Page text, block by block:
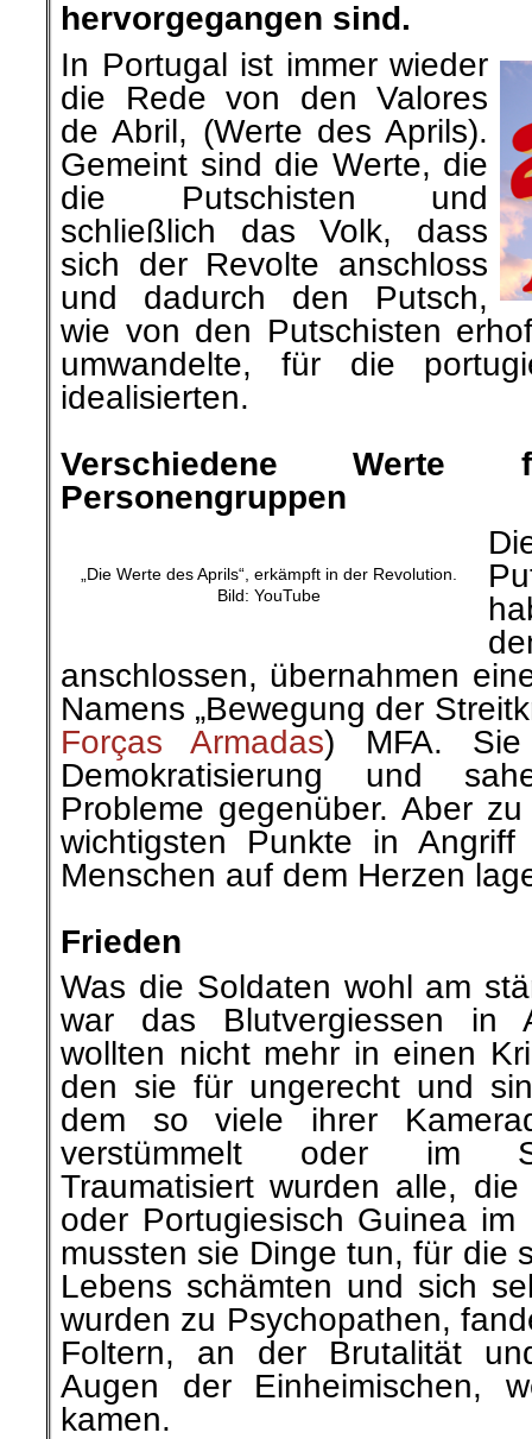
hervorgegangen sind.
In Portugal ist immer wieder
die Rede von den Valores
de Abril, (Werte des Aprils).
Gemeint sind die Werte, die
die Putschisten und
schließlich das Volk, dass
sich der Revolte anschloss
und dadurch den Putsch,
wie von den Putschisten
umwandelte, für die
idealisierten.
Verschiedene Werte
Personengruppen
„Die Werte des Aprils“, erkämpft in der Revolution.
Bild: YouTube
anschlossen, übernahmen
Namens „Bewegung der
Forças Armadas) MFA.
Demokratisierung und
Probleme gegenüber. Aber
wichtigsten Punkte in
Menschen auf dem Herzen
Frieden
Was die Soldaten wohl am
war das Blutvergiessen in
wollten nicht mehr in einen
den sie für ungerecht und
dem so viele ihrer
verstümmelt oder im
Traumatisiert wurden alle,
oder Portugiesisch Guinea
mussten sie Dinge tun, für die
Lebens schämten und sich
wurden zu Psychopathen,
Foltern, an der Brutalität
Augen der Einheimischen,
kamen.